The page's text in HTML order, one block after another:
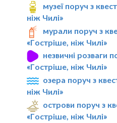
музеї поруч з
ніж Чилі»
мурали поруч з
«Гостріше, ніж Чилі»
незвичні розваги
«Гостріше, ніж Чилі»
озера поруч з
ніж Чилі»
острови поруч з
«Гостріше, ніж Чилі»